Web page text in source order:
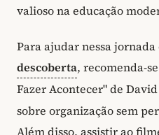
valioso na educação
Para ajudar nessa
descoberta, recomenda-
Fazer Acontecer" de
sobre organização sem
Além disso, assistir ao